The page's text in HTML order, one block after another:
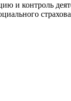
и контроль